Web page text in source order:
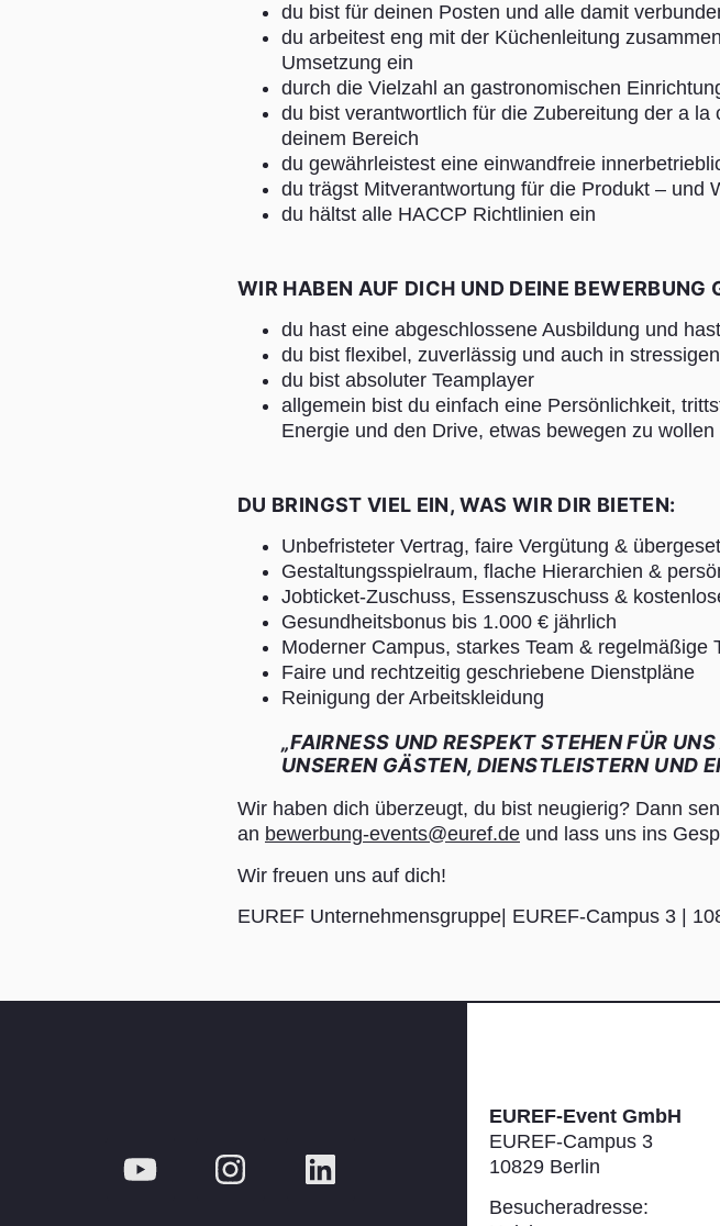
du bist für deinen Posten und alle damit
du arbeitest eng mit der Küchenleitung
Umsetzung ein
durch die Vielzahl an gastronomischen
du bist verantwortlich für die Zubereitung der a
deinem Bereich
du gewährleistest eine einwandfreie
du trägst Mitverantwortung für die Produkt – und
du hältst alle HACCP Richtlinien ein
WIR HABEN AUF DICH UND DEINE BEWERBUNG
du hast eine abgeschlossene Ausbildung und
du bist flexibel, zuverlässig und auch in
du bist absoluter Teamplayer
allgemein bist du einfach eine Persönlichkeit,
Energie und den Drive, etwas bewegen zu wollen
DU BRINGST VIEL EIN, WAS WIR DIR BIETEN:
Unbefristeter Vertrag, faire Vergütung &
Gestaltungsspielraum, flache Hierarchien &
Jobticket-Zuschuss, Essenszuschuss &
Gesundheitsbonus bis 1.000 € jährlich
Moderner Campus, starkes Team & regelmäßige
Faire und rechtzeitig geschriebene Dienstpläne
Reinigung der Arbeitskleidung
„FAIRNESS UND RESPEKT STEHEN FÜR
UNSEREN GÄSTEN, DIENSTLEISTERN UND
Wir haben dich überzeugt, du bist neugierig? Dann
an bewerbung-events@euref.de und lass uns ins
Wir freuen uns auf dich!
EUREF Unternehmensgruppe| EUREF-Campus 3 |
EUREF-Event GmbH
EUREF-Campus 3
10829 Berlin
Besucheradresse: